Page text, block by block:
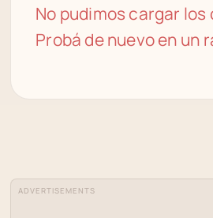
No pudimos cargar
Probá de nuevo en un
ADVERTISEMENTS